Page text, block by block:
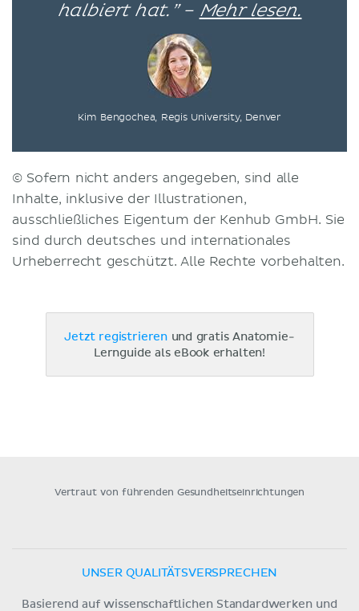
halbiert hat.” – Mehr lesen.
Kim Bengochea, Regis University, Denver
© Sofern nicht anders angegeben, sind alle
Inhalte, inklusive der Illustrationen,
ausschließliches Eigentum der Kenhub GmbH. Sie
sind durch deutsches und internationales
Urheberrecht geschützt. Alle Rechte vorbehalten.
Jetzt registrieren und gratis Anatomie-
Lernguide als eBook erhalten!
Vertraut von führenden Gesundheitseinrichtungen
UNSER QUALITÄTSVERSPRECHEN
Basierend auf wissenschaftlichen Standardwerken und